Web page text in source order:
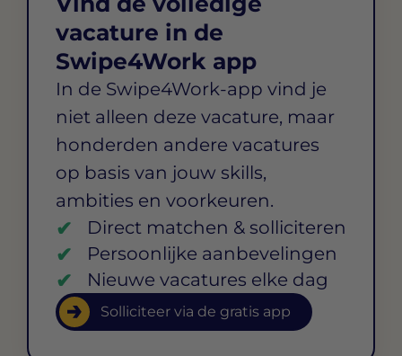
vacature in de
Swipe4Work app
In de Swipe4Work-app vind je
niet alleen deze vacature, maar
honderden andere vacatures
op basis van jouw skills,
ambities en voorkeuren.
Direct matchen & solliciteren
Persoonlijke aanbevelingen
Nieuwe vacatures elke dag
Solliciteer via de gratis app